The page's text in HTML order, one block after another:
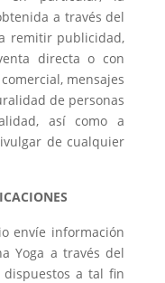
a través del
remitir publicidad,
directa o con
mensajes
de personas
así como a
de cualquier
envíe información
Yoga a través del
dispuestos a tal fin